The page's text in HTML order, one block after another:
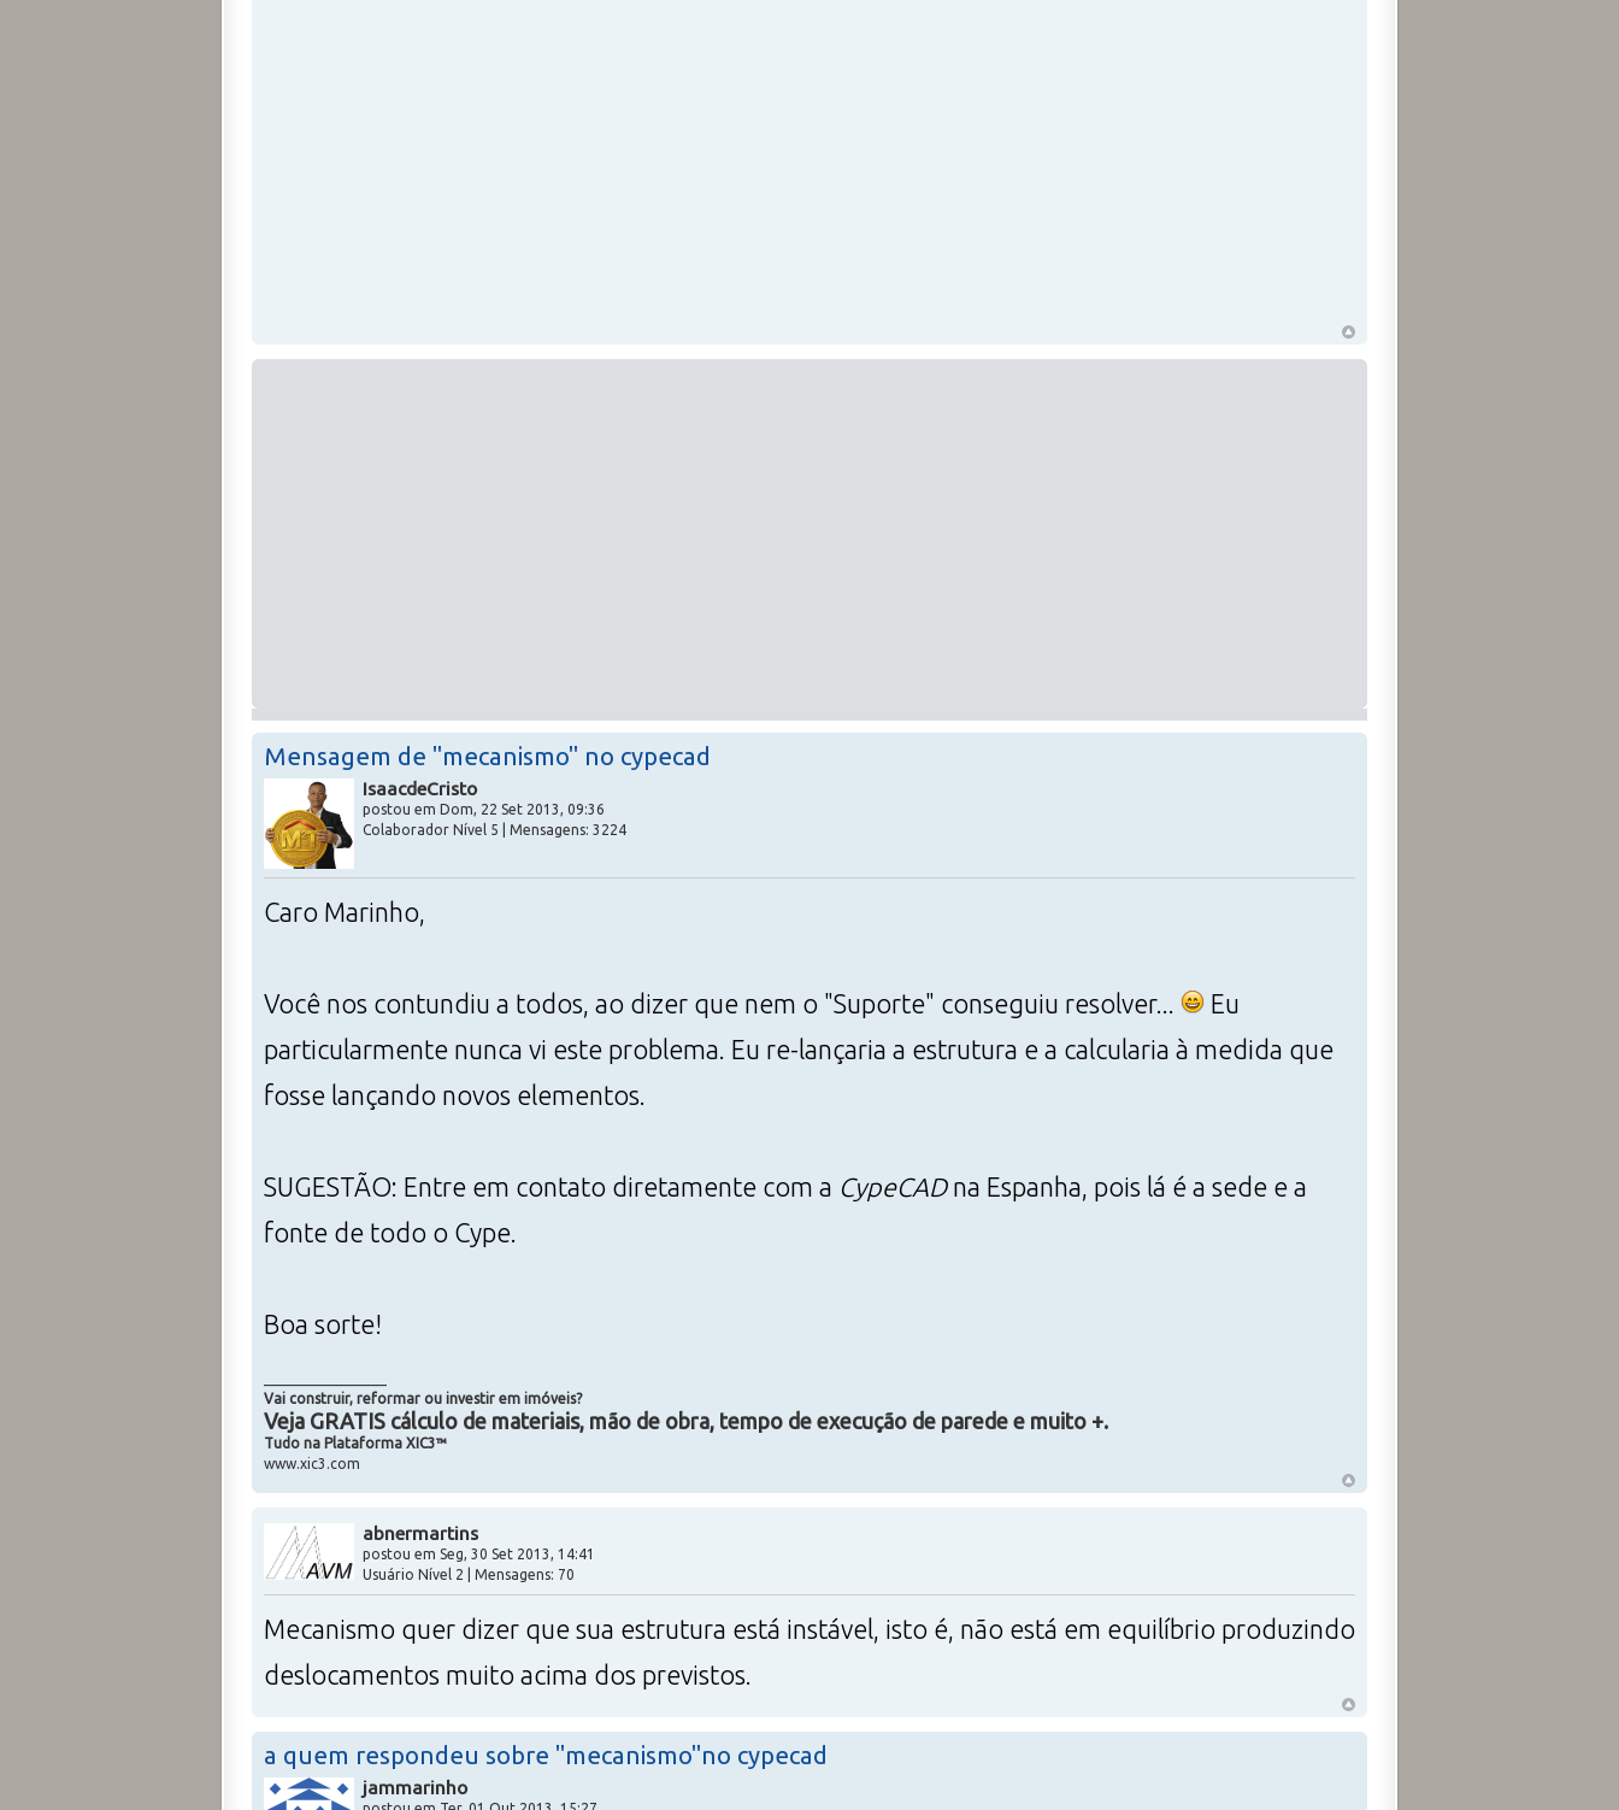
Mensagem de "mecanismo" no cypecad
IsaacdeCristo
postou em Dom, 22 Set 2013, 09:36
Colaborador Nível 5 | Mensagens: 3224
Caro Marinho,
Você nos contundiu a todos, ao dizer que nem o "Suporte" conseguiu resolver...
Eu
particularmente nunca vi este problema. Eu re-lançaria a estrutura e a calcularia à medida que
fosse lançando novos elementos.
SUGESTÃO: Entre em contato diretamente com a CypeCADna Espanha, pois lá é a sede e a
fonte de todo o Cype.
Boa sorte!
Vai construir, reformar ou investir em imóveis?
Veja GRATIS cálculo de materiais, mão de obra, tempo de execução de parede e muito +.
Tudo na Plataforma XIC3™
www.xic3.com
abnermartins
postou em Seg, 30 Set 2013, 14:41
Usuário Nível 2 | Mensagens: 70
Mecanismo quer dizer que sua estrutura está instável, isto é, não está em equilíbrio produzindo
deslocamentos muito acima dos previstos.
a quem respondeu sobre "mecanismo"no cypecad
jammarinho